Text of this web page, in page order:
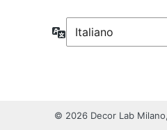
Lingua
© 2026 Decor Lab